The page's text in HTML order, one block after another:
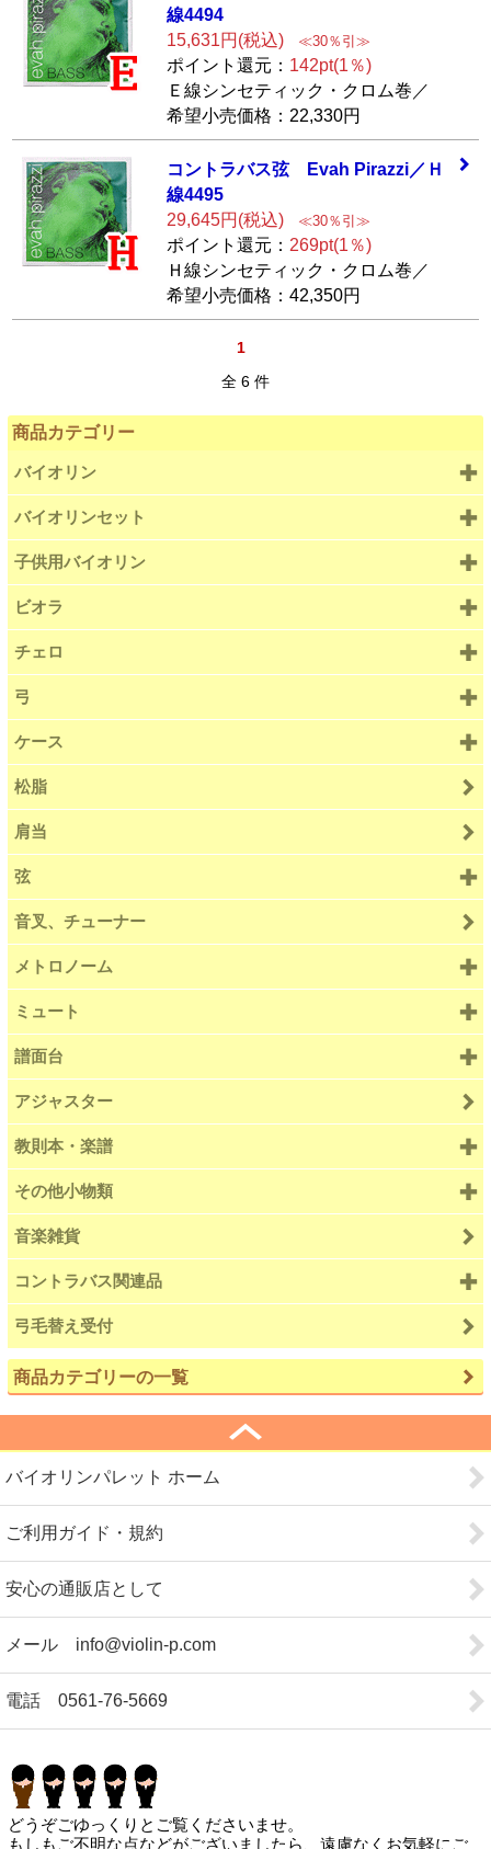
線4494
15,631円(税込)≪30％引≫
ポイント還元： 142pt(1％)
Ｅ線シンセティック・クロム巻／
希望小売価格：22,330円
コントラバス弦
Evah Pirazzi／Ｈ
線4495
29,645円(税込)≪30％引≫
ポイント還元： 269pt(1％)
Ｈ線シンセティック・クロム巻／
希望小売価格：42,350円
1
全 6 件
商品カテゴリー
バイオリン
バイオリンセット
子供用バイオリン
ビオラ
チェロ
弓
ケース
松脂
肩当
弦
音叉、チューナー
メトロノーム
ミュート
譜面台
アジャスター
教則本・楽譜
その他小物類
音楽雑貨
コントラバス関連品
弓毛替え受付
商品カテゴリーの一覧
バイオリンパレット ホーム
ご利用ガイド・規約
安心の通販店として
メール info@violin-p.com
電話 0561-76-5669
どうぞごゆっくりとご覧くださいませ。
もしもご不明な点などがございましたら、遠慮なくお気軽にご